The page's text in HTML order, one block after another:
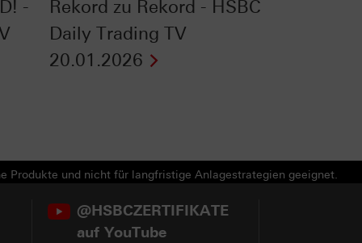
-
Rekord zu Rekord - HSBC
Daily Trading TV
20.01.2026
Produkte und nicht für langfristige Anlagestrategien geeignet.
@HSBCZERTIFIKATE
auf YouTube